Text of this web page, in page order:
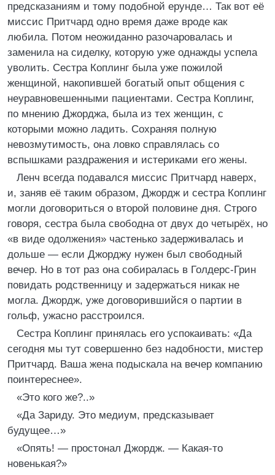
предсказаниям и тому подобной ерунде… Так вот её
миссис Притчард одно время даже вроде как
любила. Потом неожиданно разочаровалась и
заменила на сиделку, которую уже однажды успела
уволить. Сестра Коплинг была уже пожилой
женщиной, накопившей богатый опыт общения с
неуравновешенными пациентами. Сестра Коплинг,
по мнению Джорджа, была из тех женщин, с
которыми можно ладить. Сохраняя полную
невозмутимость, она ловко справлялась со
вспышками раздражения и истериками его жены.
Ленч всегда подавался миссис Притчард наверх,
и, заняв её таким образом, Джордж и сестра Коплинг
могли договориться о второй половине дня. Строго
говоря, сестра была свободна от двух до четырёх, но
«в виде одолжения» частенько задерживалась и
дольше — если Джорджу нужен был свободный
вечер. Но в тот раз она собиралась в Голдерс-Грин
повидать родственницу и задержаться никак не
могла. Джордж, уже договорившийся о партии в
гольф, ужасно расстроился.
Сестра Коплинг принялась его успокаивать: «Да
сегодня мы тут совершенно без надобности, мистер
Притчард. Ваша жена подыскала на вечер компанию
поинтереснее».
«Это кого же?..»
«Да Зариду. Это медиум, предсказывает
будущее…»
«Опять! — простонал Джордж. — Какая-то
новенькая?»